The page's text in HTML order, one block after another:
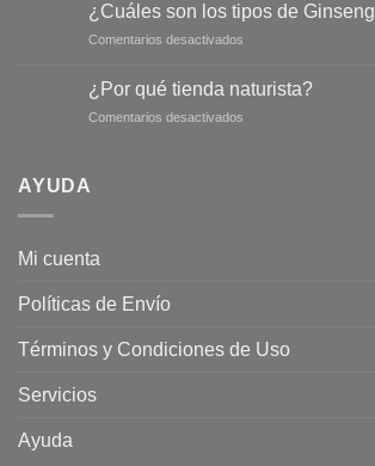
salvia
un
¿Cuáles son los tipos de
Comentarios desactivados
los
¿Por qué tienda naturista?
Comentarios desactivados
AYUDA
Mi cuenta
Políticas de Envío
Términos y Condiciones de Uso
Servicios
Ayuda